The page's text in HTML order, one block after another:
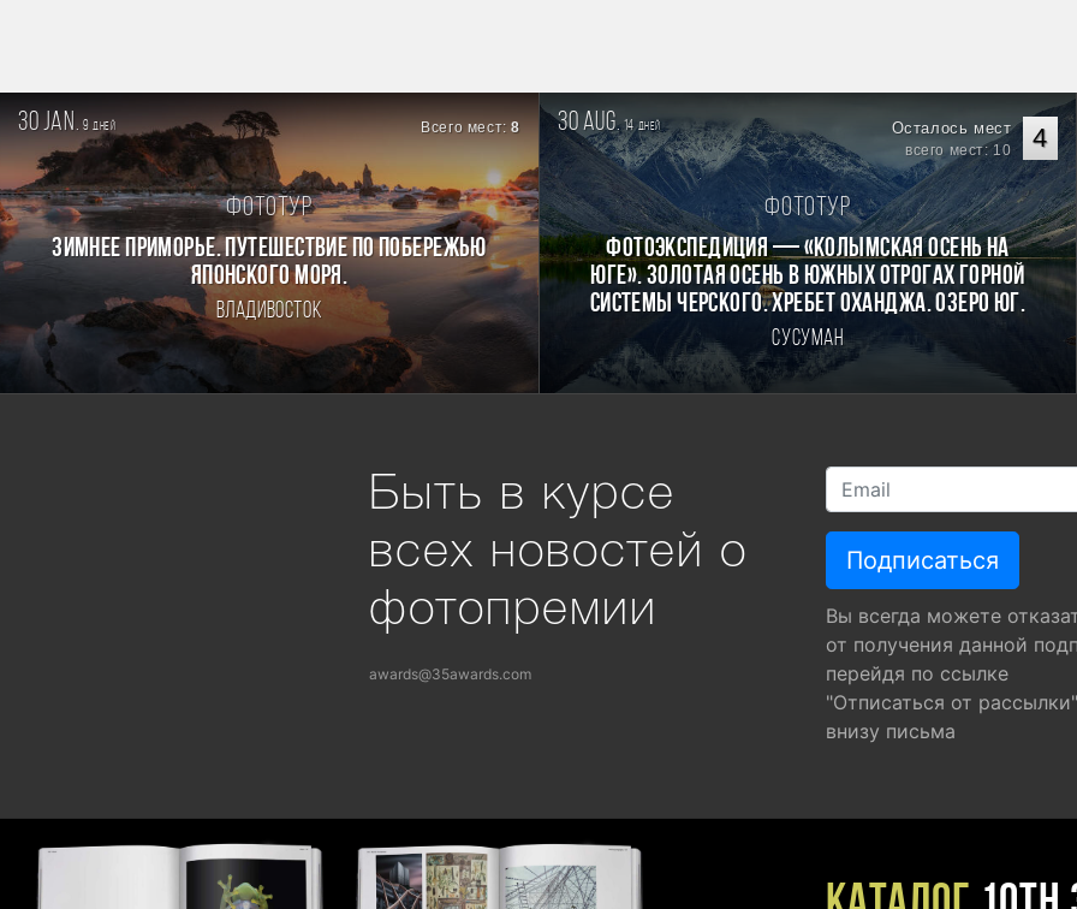
30 jan. 9дней Всего мест:8
Фототур
ЗИМНЕЕ ПРИМОРЬЕ. ПУТЕШЕСТВИЕ ПО ПОБЕРЕЖЬЮ
ЯПОНСКОГО МОРЯ.
Владивосток
30 aug.14дней 4
Осталось мест
всего мест: 10
Фототур
Фотоэкспедиция — «Колымская осень на
Юге». Золотая осень в южных отрогах горной
системы Черского. Хребет Оханджа. Озеро Юг.
Сусуман
Быть в курсе
всех новостей о
фотопремии
awards@35awards.com
Вы всегда можете
от получения данной
перейдя по ссылке
"Отписаться от рассылки"
внизу письма